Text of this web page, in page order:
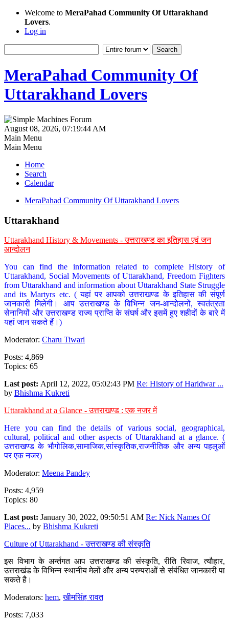
Welcome to MeraPahad Community Of Uttarakhand
Lovers.
Log in
MeraPahad Community Of
Uttarakhand Lovers
August 08, 2026, 07:19:44 AM
Main Menu
Main Menu
Home
Search
Calendar
MeraPahad Community Of Uttarakhand Lovers
Uttarakhand
Uttarakhand History & Movements - उत्तराखण्ड का इतिहास एवं जन
आन्दोलन
You can find the information related to complete History of
Uttarakhand, Social Movements of Uttarakhand, Freedom Fighters
from Uttarakhand and information about Uttarakhand State Struggle
and its Martyrs etc. ( यहां पर आपको उत्तराखण्ड के इतिहास की संपूर्ण
जानकारी मिलेगी। आप उत्तराखण्ड के विभिन्न जन-आन्दोलनों, स्वतंत्रता
सेनानियों और उत्तराखण्ड राज्य प्राप्ति के संघर्ष और इसमें हुए शहीदों के बारे में
यहां जान सकते हैं।)
Moderator: Charu Tiwari
Posts: 4,869
Topics: 65
Last post: April 12, 2022, 05:02:43 PM Re: History of Haridwar ...
by Bhishma Kukreti
Uttarakhand at a Glance - उत्तराखण्ड : एक नजर में
Here you can find the details of various social, geographical,
cultural, political and other aspects of Uttarakhand at a glance. (
उत्तराखण्ड के भौगोलिक,सामाजिक,सांस्कृतिक,राजनीतिक और अन्य पहलुओं
पर एक नजर)
Moderator: Meena Pandey
Posts: 4,959
Topics: 80
Last post: January 30, 2022, 09:50:51 AM Re: Nick Names Of
Places... by Bhishma Kukreti
Culture of Uttarakhand - उत्तराखण्ड की संस्कृति
इस विभाग के अर्न्तगत आप उत्तराखण्ड की संस्कृति, रीति रिवाज, त्यौहार,
उत्तराखंड के विभिन्न स्थानीय मेलों और अन्य परम्पराओं से संबंधित जानकारी पा
सकते है।
Moderators: hem,खीमसिंह रावत
Posts: 7,033